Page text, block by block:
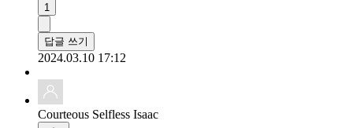
1
답글 쓰기
2024.03.10 17:12
Courteous Selfless Isaac